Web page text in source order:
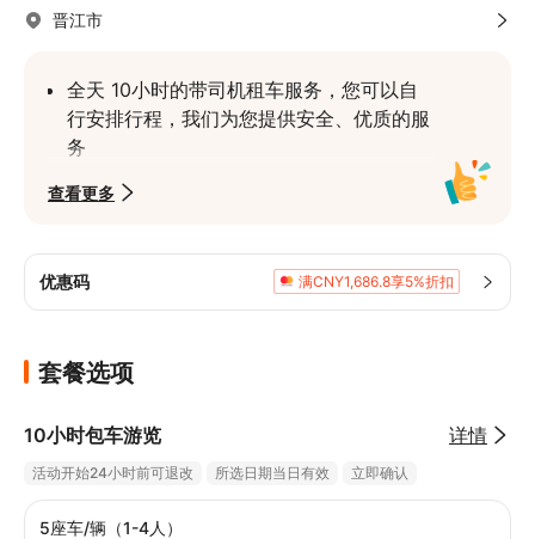
晋江市
全天 10小时的带司机租车服务，您可以自
行安排行程，我们为您提供安全、优质的服
务
您还可以按照参考路线出行，轻松游览晋江
有不同类型的空调车辆可供选择，可容纳 1-
8团体人数
中文司机将为您提供最优质的驾驶服务，旅
通常提供 6~8年以下的车辆，以确保您的舒
查看更多
优惠码 满CNY1,686.8享5%折扣
套餐选项
10小时包车游览 详情
活动开始24小时前可退改 所选日期当日有效 立即确认
5座车/辆（1-4人）